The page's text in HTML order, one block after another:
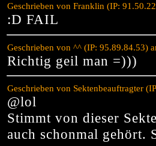
Geschrieben von Franklin (IP:
:D FAIL
Geschrieben von ^^ (IP: 95.89.84.53)
Richtig geil man =)))
Geschrieben von Sektenbeauftragter
@lol
Stimmt von dieser
auch schonmal gehört.